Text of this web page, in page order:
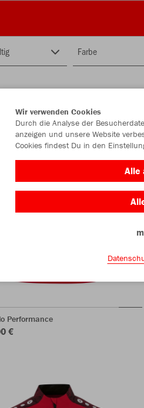
Farbe
Performance
€
Wir verwenden Cookies
Durch die Analyse der
anzeigen und unsere Website
Cookies findest Du in den
Alle